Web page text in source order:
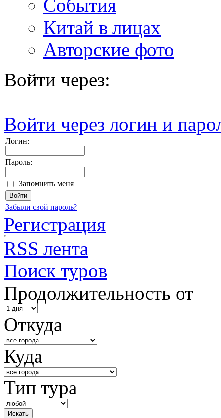
События
Китай в лицах
Авторские фото
Войти через:
Войти через логин и
Логин:
Пароль:
Запомнить меня
Забыли свой пароль?
Регистрация
RSS лента
Поиск туров
Продолжительность от
Откуда
Куда
Тип тура